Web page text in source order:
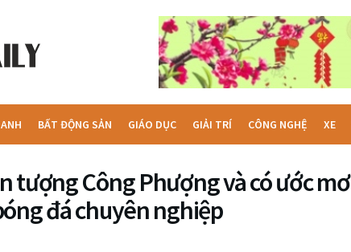
BẤT ĐỘNG SẢN GIÁO DỤC GIẢI TRÍ CÔNG NGHỆ XE
tượng Công Phượng và có ước mơ
đá chuyên nghiệp